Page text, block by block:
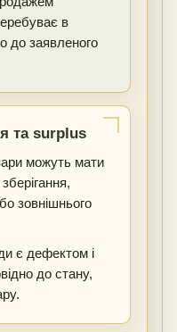
в
до заявленого
та surplus
можуть мати
зовнішнього
є дефектом і
до стану,